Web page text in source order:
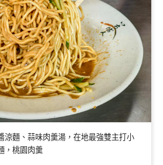
涼麵、蒜味肉羹湯，在地最強雙主打小
，桃園肉羹